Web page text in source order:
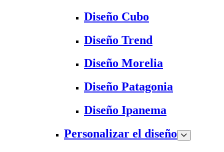
Diseño Cubo
Diseño Trend
Diseño Morelia
Diseño Patagonia
Diseño Ipanema
Personalizar el diseño